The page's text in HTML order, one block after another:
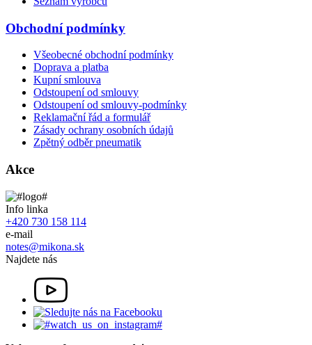
Obchodní podmínky
Všeobecné obchodní podmínky
Doprava a platba
Kupní smlouva
Odstoupení od smlouvy
Odstoupení od smlouvy-podmínky
Reklamační řád a formulář
Zásady ochrany osobních údajů
Zpětný odběr pneumatik
Akce
Info linka
+420 730 158 114
e-mail
notes@mikona.sk
Najdete nás